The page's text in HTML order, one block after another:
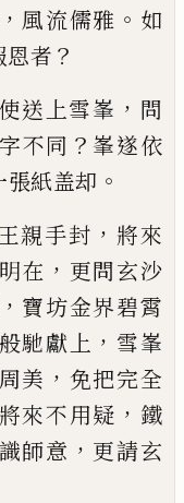
， 風流儒雅 。 如
恩者 ？
送上雪峯 ， 問
不同 ？峯遂依
張紙盖却 。
親手封 ， 將來
在 ， 更問玄沙
， 寶坊金界碧霄
馳獻上 ， 雪峯
美 ， 免把完全
來不用疑 ， 鐵
師意 ， 更請玄